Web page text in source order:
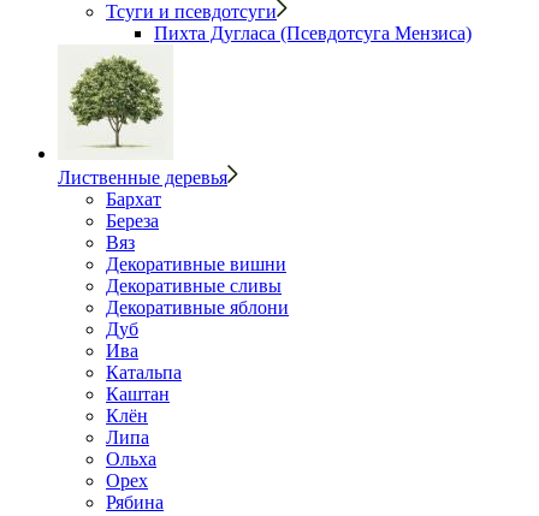
Тсуги и псевдотсуги
Пихта Дугласа (Псевдотсуга Мензиса)
Лиственные деревья
Бархат
Береза
Вяз
Декоративные вишни
Декоративные сливы
Декоративные яблони
Дуб
Ива
Катальпа
Каштан
Клён
Липа
Ольха
Орех
Рябина